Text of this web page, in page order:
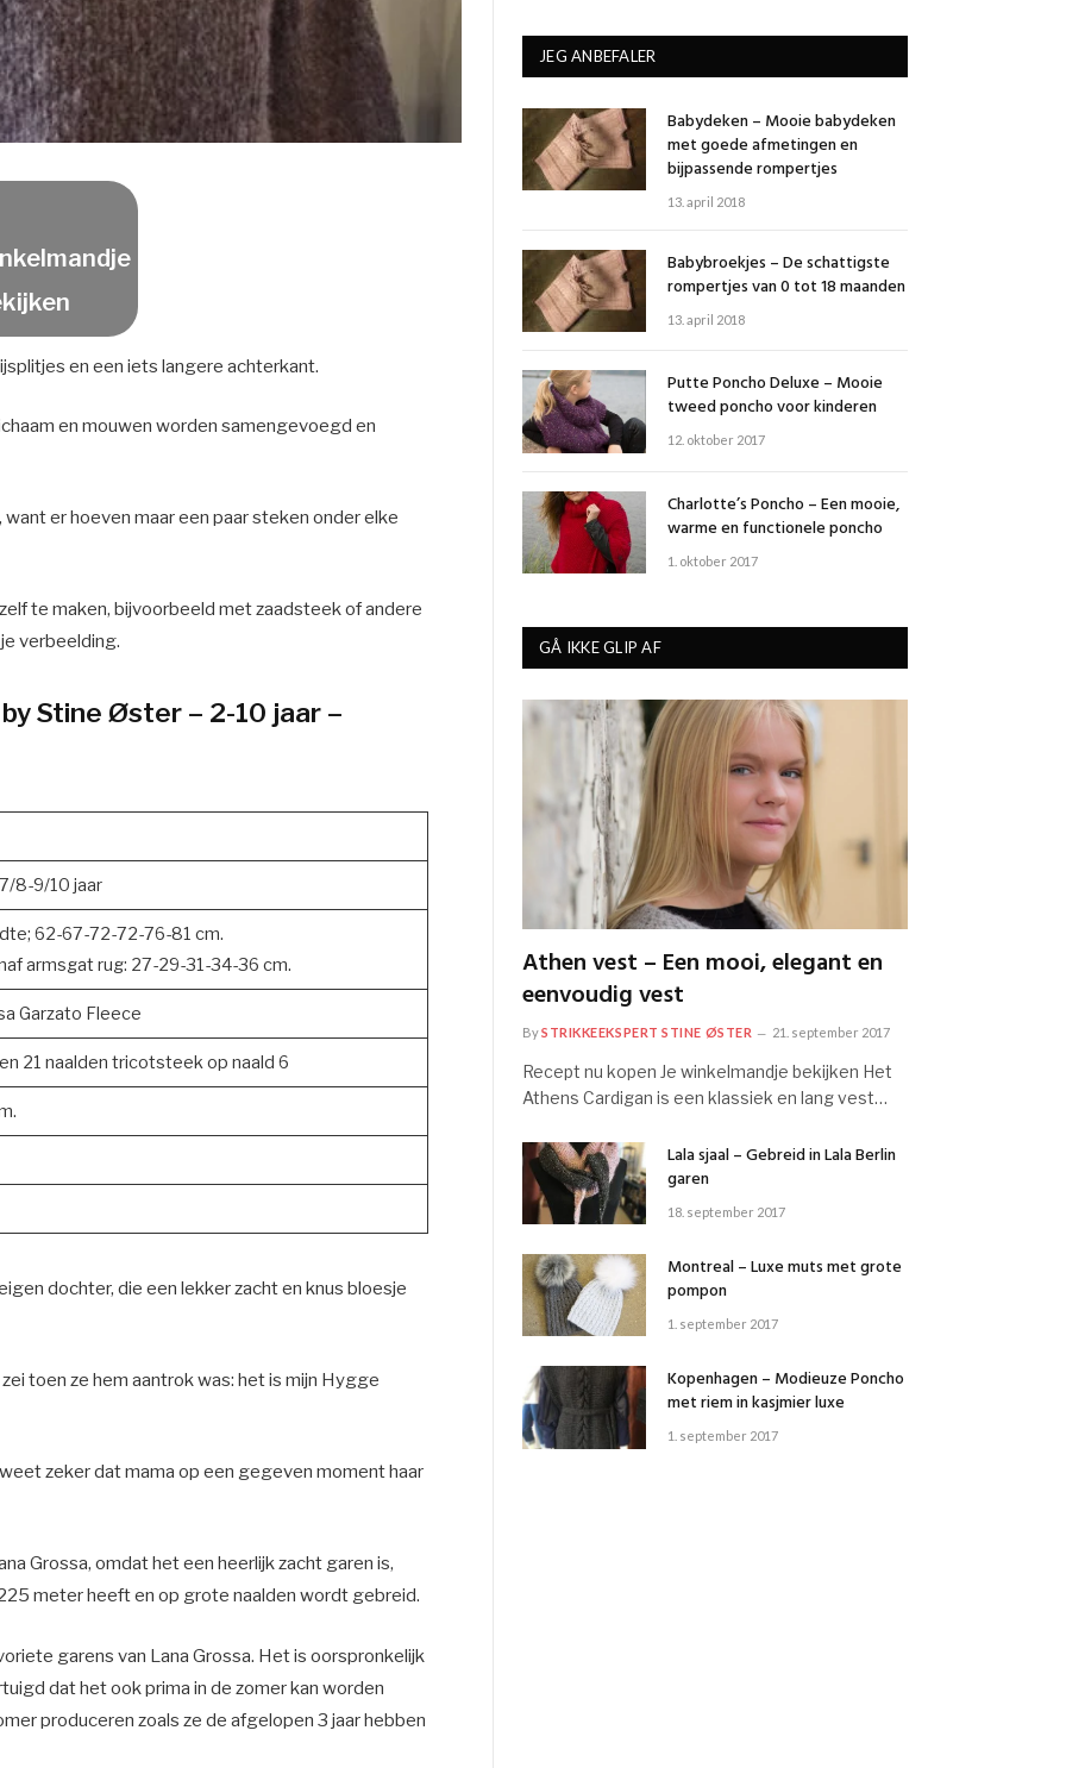
en een iets langere achterkant.
en mouwen worden samengevoegd en
er hoeven maar een paar steken onder elke
te maken, bijvoorbeeld met zaadsteek of andere
verbeelding.
Stine Øster – 2-10 jaar –
8-9/10 jaar
62-67-72-72-76-81 cm.
armsgat rug: 27-29-31-34-36 cm.
Garzato Fleece
21 naalden tricotsteek op naald 6
dochter, die een lekker zacht en knus bloesje
toen ze hem aantrok was: het is mijn Hygge
zeker dat mama op een gegeven moment haar
Grossa, omdat het een heerlijk zacht garen is,
meter heeft en op grote naalden wordt gebreid.
garens van Lana Grossa. Het is oorspronkelijk
dat het ook prima in de zomer kan worden
produceren zoals ze de afgelopen 3 jaar hebben
JEG ANBEFALER
Babydeken – Mooie babydeken
met goede afmetingen en
bijpassende rompertjes
13. april 2018
Babybroekjes – De schattigste
rompertjes van 0 tot 18 maanden
13. april 2018
Putte Poncho Deluxe – Mooie
tweed poncho voor kinderen
12. oktober 2017
Charlotte’s Poncho – Een mooie,
warme en functionele poncho
1. oktober 2017
GÅ IKKE GLIP AF
Athen vest – Een mooi, elegant en
eenvoudig vest
BySTRIKKEEKSPERT STINE ØSTER 21. september 2017
Recept nu kopen Je winkelmandje bekijken Het
Athens Cardigan is een klassiek en lang vest…
Lala sjaal – Gebreid in Lala Berlin
garen
18. september 2017
Montreal – Luxe muts met grote
pompon
1. september 2017
Kopenhagen – Modieuze Poncho
met riem in kasjmier luxe
1. september 2017